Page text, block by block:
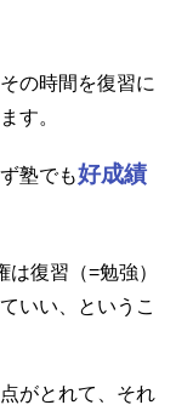
の時間を復習に
す。
塾でも好成績
復習（=勉強）
いい、というこ
がとれて、それ